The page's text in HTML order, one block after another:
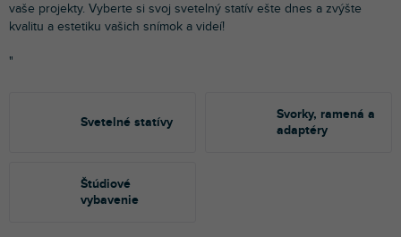
vaše projekty. Vyberte si svoj svetelný statív ešte dnes a zvýšte
kvalitu a estetiku vašich snímok a videí!
"
Svetelné statívy
Svorky, ramená a
adaptéry
Štúdiové
vybavenie